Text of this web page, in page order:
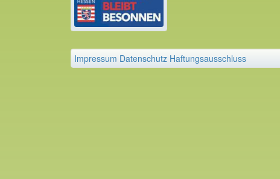
Impressum Datenschutz Haftungsausschluss